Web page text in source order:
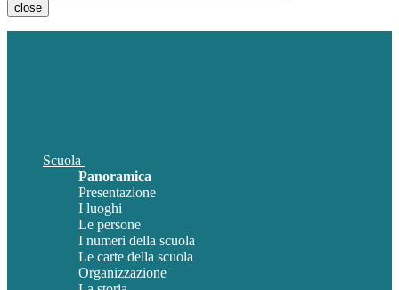
close
Scuola
Panoramica
Presentazione
I luoghi
Le persone
I numeri della scuola
Le carte della scuola
Organizzazione